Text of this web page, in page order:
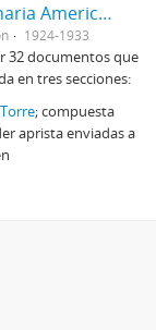
Alianza Popular Revolucionaria Americana-APRA (Colección)
1924-1933
32 documentos que
en tres secciones:
; compuesta
aprista enviadas a